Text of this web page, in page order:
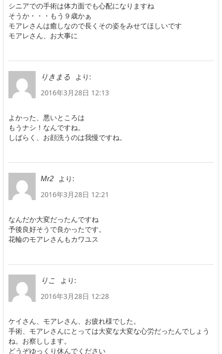
シニアでの手術は体力面でも心配になりますね
そうか・・・もう９歳かぁ
モアレさんは癒しなので長くその姿をみせてほしいです
モアレさん、お大事に
りきまる
より:
2016年3月28日 12:13
よかった、悪いところは
もうナシ！なんですね。
しばらく、お顔洗うのは我慢ですね。
Mr2
より:
2016年3月28日 12:21
なんだか大変だったんですね
予後良好そうで良かったです。
花輪のモアレさんもカワユス
りこ
より:
2016年3月28日 12:28
ケイさん、モアレさん、お疲れ様でした。
手術、モアレさんにとっては大変な大変な心労だったんでしょう
ね。お察しします。
どうぞゆっくり休んでください